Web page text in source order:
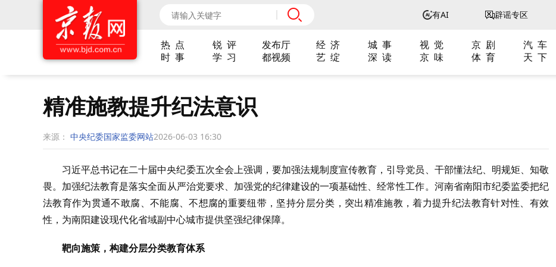
有AI 辟谣专区
热 点 锐 评 发布厅 经 济 城 事 视 觉 京 剧 汽 车
时 事
学 习 都视频 艺 绽 深 读 京 味 体 育 天 下
精准施教提升纪法意识
来源： 中央纪委国家监委网站2026-06-03 16:30
习近平总书记在二十届中央纪委五次全会上强调，要加强法规制度宣传教育，引导党员、干部懂法纪、明规矩、知敬
畏。加强纪法教育是落实全面从严治党要求、加强党的纪律建设的一项基础性、经常性工作。河南省南阳市纪委监委把纪
法教育作为贯通不敢腐、不能腐、不想腐的重要纽带，坚持分层分类，突出精准施教，着力提升纪法教育针对性、有效
性，为南阳建设现代化省域副中心城市提供坚强纪律保障。
靶向施策，构建分层分类教育体系